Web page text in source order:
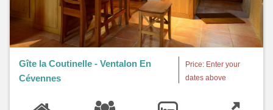
Gîte la Coutinelle - Ventalon En
Cévennes
Price: Enter your
dates above